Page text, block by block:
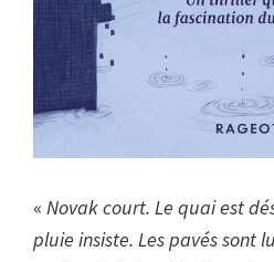
« Novak court. Le quai est
pluie insiste. Les pavés sont